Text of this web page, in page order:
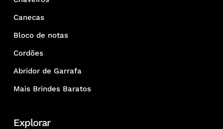
Canecas
Bloco de notas
Cordões
Abridor de Garrafa
Mais Brindes Baratos
Explorar